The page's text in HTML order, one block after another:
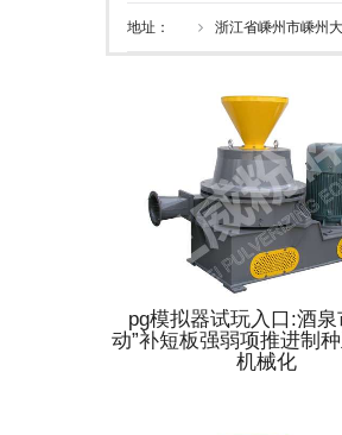
地址： 浙江省嵊州市嵊州
pg模拟器试玩入口:酒泉
动”补短板强弱项推进制
机械化